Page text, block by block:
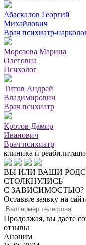
Абаскалов Георгий
Михайлович
Врач психиатр-
Морозова Марина
Олеговна
Психолог
Титов Андрей
Владимирович
Врач психиатр
Кротов Дамир
Иванович
Врач психиатр
клиника и
ВЫ ИЛИ ВАШИ
СТОЛКНУЛИСЬ
C ЗАВИСИМОСТЬЮ?
Оставьте заявку на
Продолжая, вы даете
отзывы
Аноним